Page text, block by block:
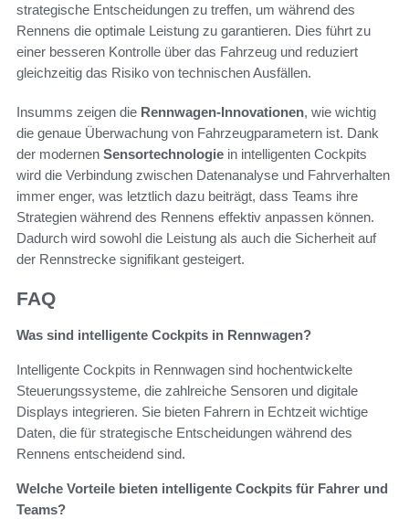
strategische Entscheidungen zu treffen, um während des
Rennens die optimale Leistung zu garantieren. Dies führt zu
einer besseren Kontrolle über das Fahrzeug und reduziert
gleichzeitig das Risiko von technischen Ausfällen.
Insumms zeigen die Rennwagen-Innovationen, wie wichtig
die genaue Überwachung von Fahrzeugparametern ist. Dank
der modernen Sensortechnologie in intelligenten Cockpits
wird die Verbindung zwischen Datenanalyse und Fahrverhalten
immer enger, was letztlich dazu beiträgt, dass Teams ihre
Strategien während des Rennens effektiv anpassen können.
Dadurch wird sowohl die Leistung als auch die Sicherheit auf
der Rennstrecke signifikant gesteigert.
FAQ
Was sind intelligente Cockpits in Rennwagen?
Intelligente Cockpits in Rennwagen sind hochentwickelte
Steuerungssysteme, die zahlreiche Sensoren und digitale
Displays integrieren. Sie bieten Fahrern in Echtzeit wichtige
Daten, die für strategische Entscheidungen während des
Rennens entscheidend sind.
Welche Vorteile bieten intelligente Cockpits für Fahrer und
Teams?